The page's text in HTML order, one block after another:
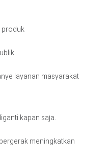
produk
layanan masyarakat
kapan saja.
meningkatkan